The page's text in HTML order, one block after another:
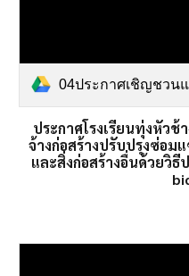
04ประกาศเชิญชวนและเอกสารประกวดรา
ประกาศโรงเรียนทุ่งหัวช้
จ้างก่อสร้างปรับปรุงซ่อม
และสิ่งก่อสร้างอื่นด้วยวิธี